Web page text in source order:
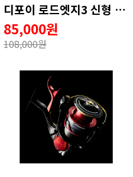
디포이 로드엣지3 신형 내만갈치로드 풀치 볼락 전갱이 무늬오징어 호레기 루어낚시대 762
85,000원
108,000원